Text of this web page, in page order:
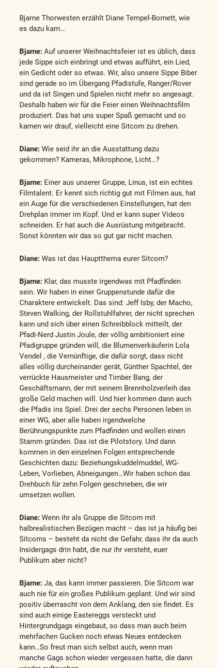
Bjarne Thorwesten erzählt Diane Tempel-Bornett, wie
es dazu kam…
Bjarne: Auf unserer Weihnachtsfeier ist es üblich, dass
jede Sippe sich einbringt und etwas aufführt, ein Lied,
ein Gedicht oder so etwas. Wir, also unsere Sippe Biber
sind gerade so im Übergang Pfadistufe, Ranger/Rover
und da ist Singen und Spielen nicht mehr so angesagt.
Deshalb haben wir für die Feier einen Weihnachtsfilm
produziert. Das hat uns super Spaß gemacht und so
kamen wir drauf, vielleicht eine Sitcom zu drehen.
Diane: Wie seid ihr an die Ausstattung dazu
gekommen? Kameras, Mikrophone, Licht…?
Bjarne: Einer aus unserer Gruppe, Linus, ist ein echtes
Filmtalent. Er kennt sich richtig gut mit Filmen aus, hat
ein Auge für die verschiedenen Einstellungen, hat den
Drehplan immer im Kopf. Und er kann super Videos
schneiden. Er hat auch die Ausrüstung mitgebracht.
Sonst könnten wir das so gut gar nicht machen.
Diane: Was ist das Hauptthema eurer Sitcom?
Bjarne: Klar, das musste irgendwas mit Pfadfinden
sein. Wir haben in einer Gruppenstunde dafür die
Charaktere entwickelt. Das sind: Jeff Isby, der Macho,
Steven Walking, der Rollstuhlfahrer, der nicht sprechen
kann und sich über einen Schreibblock mitteilt, der
Pfadi-Nerd Justin Joule, der völlig ambitioniert eine
Pfadigruppe gründen will, die Blumenverkäuferin Lola
Vendel , die Vernünftige, die dafür sorgt, dass nicht
alles völlig durcheinander gerät, Günther Spachtel, der
verrückte Hausmeister und Timber Bang, der
Geschäftsmann, der mit seinem Brennholzverleih das
große Geld machen will. Und hier kommen dann auch
die Pfadis ins Spiel. Drei der sechs Personen leben in
einer WG, aber alle haben irgendwelche
Berührungspunkte zum Pfadfinden und wollen einen
Stamm gründen. Das ist die Pilotstory. Und dann
kommen in den einzelnen Folgen entsprechende
Geschichten dazu: Beziehungskuddelmuddel, WG-
Leben, Vorlieben, Abneigungen…Wir haben schon das
Drehbuch für zehn Folgen geschrieben, die wir
umsetzen wollen.
Diane: Wenn ihr als Gruppe die Sitcom mit
halbrealistischen Bezügen macht – das ist ja häufig bei
Sitcoms – besteht da nicht die Gefahr, dass ihr da auch
Insidergags drin habt, die nur ihr versteht, euer
Publikum aber nicht?
Bjarne: Ja, das kann immer passieren. Die Sitcom war
auch nie für ein großes Publikum geplant. Und wir sind
positiv überrascht von dem Anklang, den sie findet. Es
sind auch einige Eastereggs versteckt und
Hintergrundgags eingebaut, so dass man auch beim
mehrfachen Gucken noch etwas Neues entdecken
kann…So freut man sich selbst auch, wenn man
manche Gags schon wieder vergessen hatte, die dann